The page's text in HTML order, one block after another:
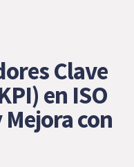
Clave
en ISO
con